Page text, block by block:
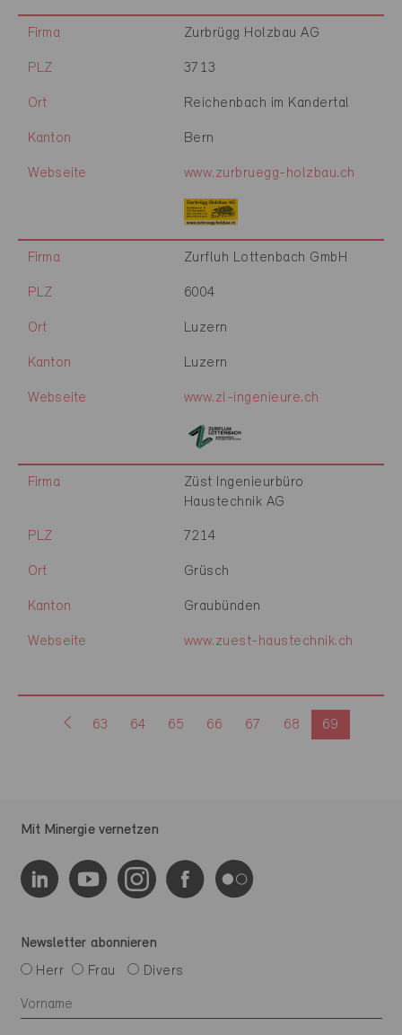
Firma Zurbrügg Holzbau AG
PLZ 3713
Ort Reichenbach im Kandertal
Kanton Bern
Webseite www.zurbruegg-holzbau.ch
Firma Zurfluh Lottenbach GmbH
PLZ 6004
Ort Luzern
Kanton Luzern
Webseite www.zl-ingenieure.ch
Firma
Züst Ingenieurbüro
Haustechnik AG
PLZ 7214
Ort Grüsch
Kanton Graubünden
Webseite www.zuest-haustechnik.ch
63 64 65 66 67 68 69
Mit Minergie vernetzen
Newsletter abonnieren
Herr
Frau Divers